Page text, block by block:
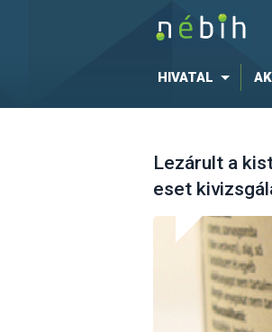
HIVATAL
Lezárult a
eset